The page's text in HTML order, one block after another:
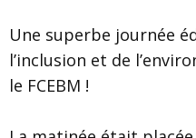
Une superbe journée
l’inclusion et de
le FCEBM !